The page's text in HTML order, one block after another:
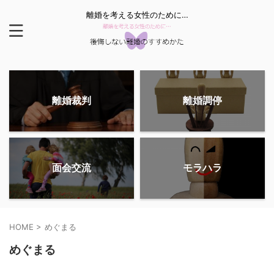
離婚を考える女性のために…
離婚裁判 離婚調停
面会交流 モラハラ
HOME > めぐまる
めぐまる